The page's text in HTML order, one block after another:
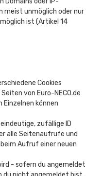
meist unmöglich oder nur
ist (Artikel 14
Cookies
von Euro-NECO.de
können
zufällige ID
alle Seitenaufrufe und
Aufruf einer neuen
- sofern du angemeldet